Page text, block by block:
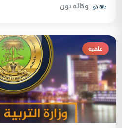
وكالة نون
علمية